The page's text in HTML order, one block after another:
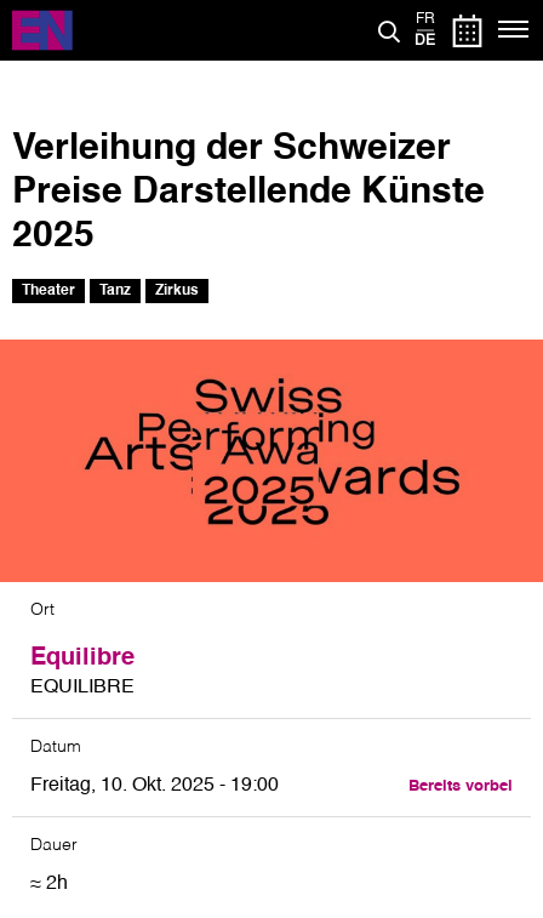
Direkt
zum
Inhalt
FR
DE
Verleihung der Schweizer
Preise Darstellende Künste
2025
Theater Tanz Zirkus
Ort
Equilibre
EQUILIBRE
Datum
Freitag, 10. Okt. 2025 - 19:00 Bereits vorbei
Dauer
≈ 2h